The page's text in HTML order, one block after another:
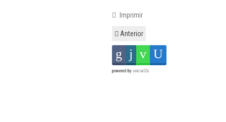
Imprimir
Anterior
powered by social2s